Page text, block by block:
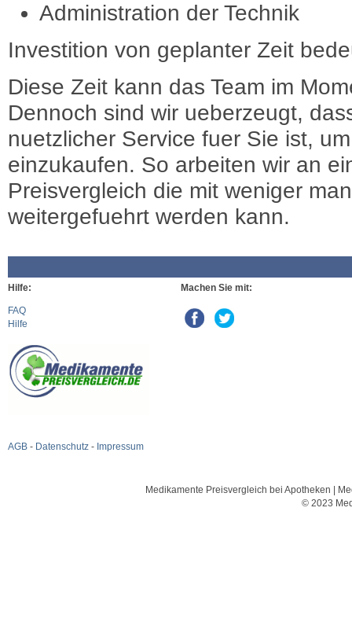
Administration der Technik
Investition von geplanter Zeit
Diese Zeit kann das Team im
Dennoch sind wir ueberzeugt,
nuetzlicher Service fuer Sie ist,
einzukaufen. So arbeiten wir an
Preisvergleich die mit weniger
weitergefuehrt werden kann.
Hilfe:
FAQ
Hilfe
AGB - Datenschutz - Impressum
Machen Sie mit:
Medikamente Preisvergleich bei Apotheken |
© 2023